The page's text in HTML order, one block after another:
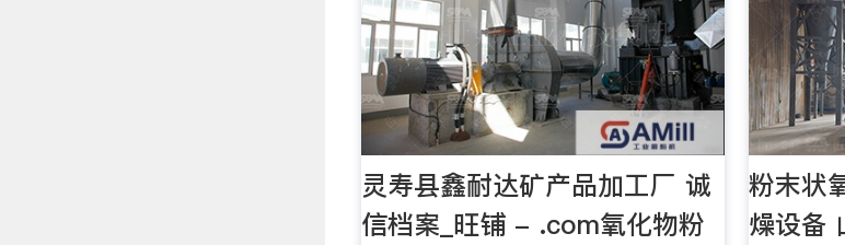
灵寿县鑫耐达矿产品加工厂 诚
信档案_旺铺 - .com氧化物粉
粉末状
燥设备